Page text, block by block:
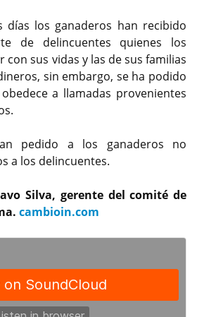
días los ganaderos han recibido
de delincuentes quienes los
con sus vidas y las de sus familias
sin embargo, se ha podido
a llamadas provenientes
pedido a los ganaderos no
a los delincuentes.
Silva, gerente del comité de
cambioin.com